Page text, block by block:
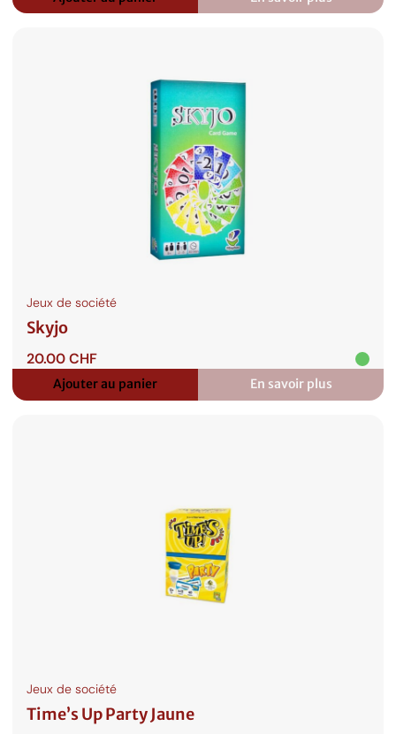
:
Bad
Jeux de société
Skyjo
20.00CHF
Ajouter au panier En savoir plus
:
Skyjo
Jeux de société
Time’s Up Party Jaune